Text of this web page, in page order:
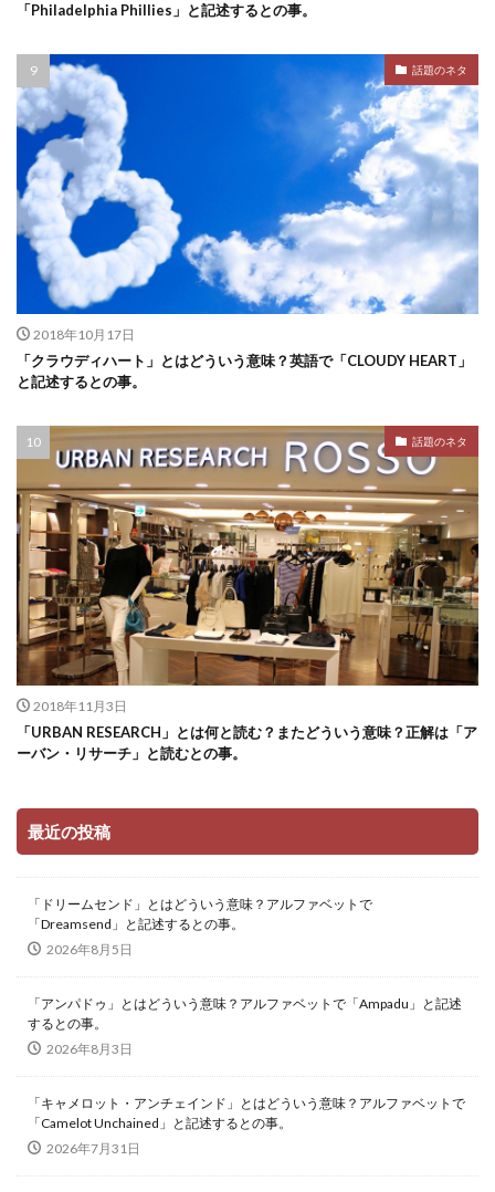
「Philadelphia Phillies」と記述するとの事。
話題のネタ
2018年10月17日
「クラウディハート」とはどういう意味？英語で「CLOUDY HEART」
と記述するとの事。
話題のネタ
2018年11月3日
「URBAN RESEARCH」とは何と読む？またどういう意味？正解は「ア
ーバン・リサーチ」と読むとの事。
最近の投稿
「ドリームセンド」とはどういう意味？アルファベットで
「Dreamsend」と記述するとの事。
2026年8月5日
「アンパドゥ」とはどういう意味？アルファベットで「Ampadu」と記述
するとの事。
2026年8月3日
「キャメロット・アンチェインド」とはどういう意味？アルファベットで
「Camelot Unchained」と記述するとの事。
2026年7月31日